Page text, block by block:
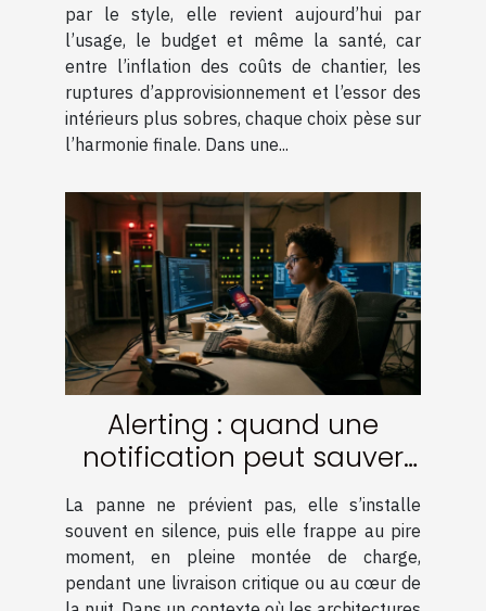
par le style, elle revient aujourd’hui par
l’usage, le budget et même la santé, car
entre l’inflation des coûts de chantier, les
ruptures d’approvisionnement et l’essor des
intérieurs plus sobres, chaque choix pèse sur
l’harmonie finale. Dans une...
Alerting : quand une
notification peut sauver
votre infrastructure
La panne ne prévient pas, elle s’installe
souvent en silence, puis elle frappe au pire
moment, en pleine montée de charge,
pendant une livraison critique ou au cœur de